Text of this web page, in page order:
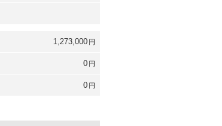
1,273,000 円
0 円
0 円